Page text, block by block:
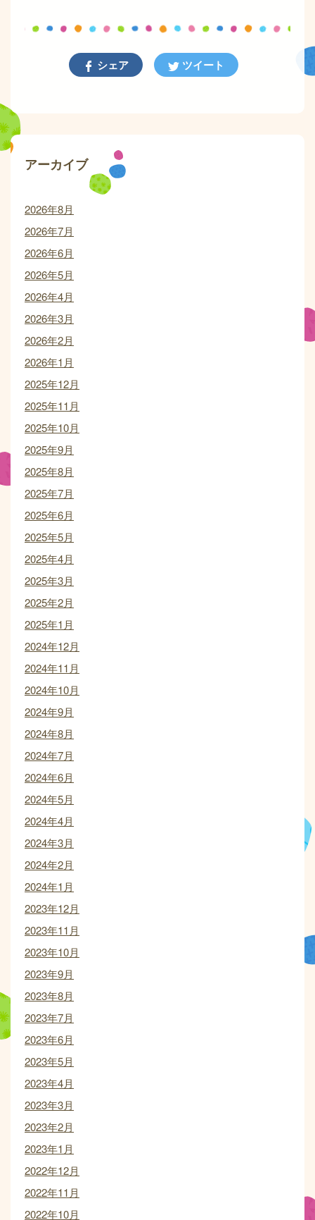
シェア ツイート
アーカイブ
2026年8月
2026年7月
2026年6月
2026年5月
2026年4月
2026年3月
2026年2月
2026年1月
2025年12月
2025年11月
2025年10月
2025年9月
2025年8月
2025年7月
2025年6月
2025年5月
2025年4月
2025年3月
2025年2月
2025年1月
2024年12月
2024年11月
2024年10月
2024年9月
2024年8月
2024年7月
2024年6月
2024年5月
2024年4月
2024年3月
2024年2月
2024年1月
2023年12月
2023年11月
2023年10月
2023年9月
2023年8月
2023年7月
2023年6月
2023年5月
2023年4月
2023年3月
2023年2月
2023年1月
2022年12月
2022年11月
2022年10月